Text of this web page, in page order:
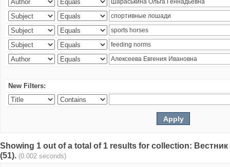
New Filters:
Showing 1 out of a total of 1 results for collection:
(51). (0.002 seconds)